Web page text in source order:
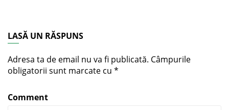
LASĂ UN RĂSPUNS
Adresa ta de email nu va fi publicată. Câmpurile
obligatorii sunt marcate cu *
Comment